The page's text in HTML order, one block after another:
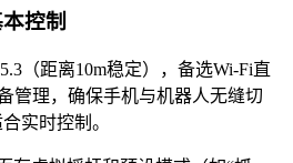
控制
（距离10m稳定），备选Wi-Fi直
管理，确保手机与机器人无缝切
实时控制。